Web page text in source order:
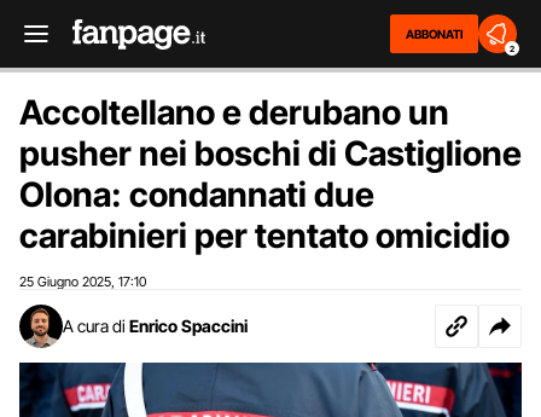
ABBONATI
2
Accoltellano e derubano un
pusher nei boschi di Castiglione
Olona: condannati due
carabinieri per tentato omicidio
25 Giugno 2025 17:10
A cura di Enrico Spaccini